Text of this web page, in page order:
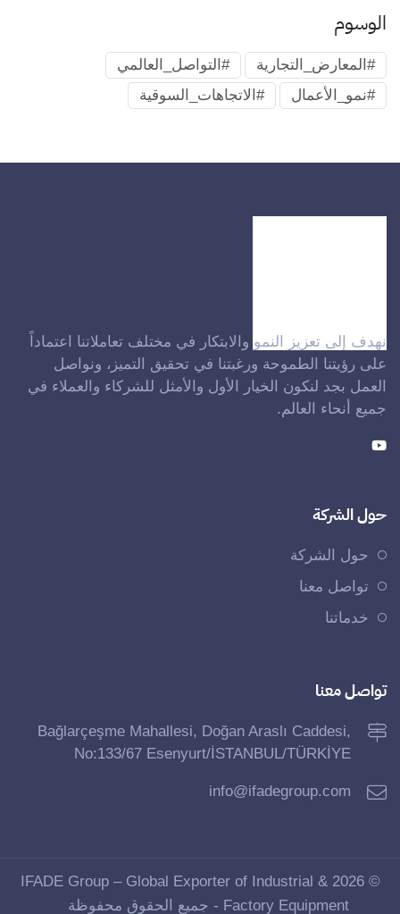
الوسوم
#المعارض_التجارية
#التواصل_العالمي
#نمو_الأعمال
#الاتجاهات_السوقية
نهدف إلى تعزيز النمو والابتكار في مختلف تعاملاتنا اعتماداً
على رؤيتنا الطموحة ورغبتنا في تحقيق التميز، ونواصل
العمل بجد لنكون الخيار الأول والأمثل للشركاء والعملاء في
جميع أنحاء العالم.
حول الشركة
حول الشركة
تواصل معنا
خدماتنا
تواصل معنا
Bağlarçeşme Mahallesi, Doğan Araslı Caddesi,
No:133/67 Esenyurt/İSTANBUL/TÜRKİYE
info@ifadegroup.com
© 2026 IFADE Group – Global Exporter of Industrial &
Factory Equipment - جميع الحقوق محفوظة